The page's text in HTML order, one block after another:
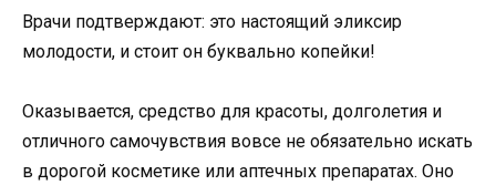
Врачи подтверждают: это настоящий эликсир
молодости, и стоит он буквально копейки!
Оказывается, средство для красоты, долголетия и
отличного самочувствия вовсе не обязательно искать
в дорогой косметике или аптечных препаратах. Оно